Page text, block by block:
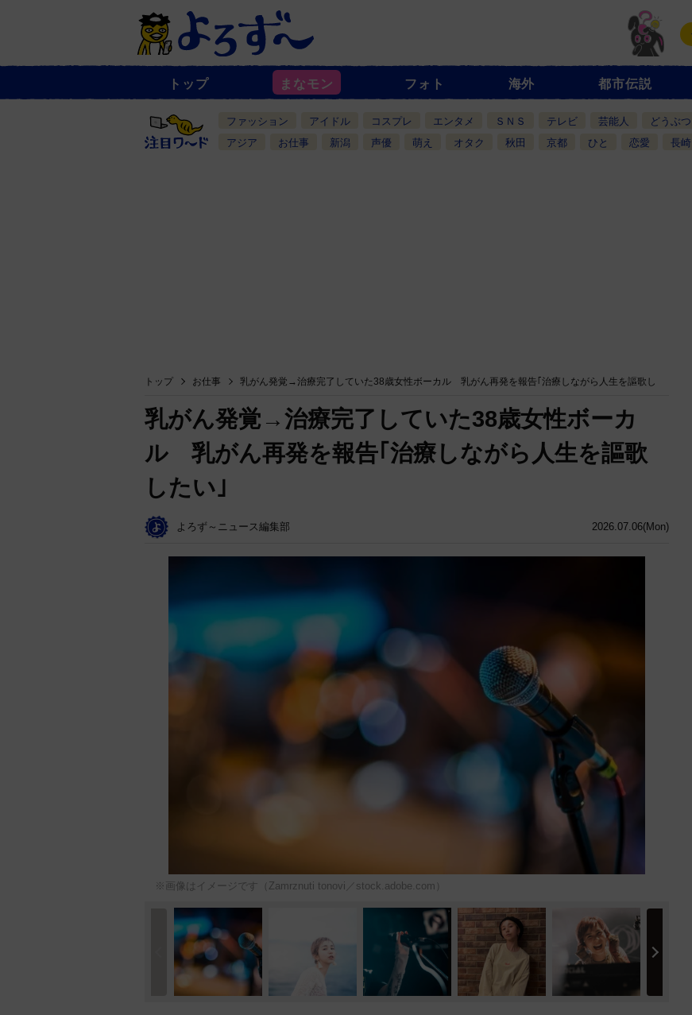
ュ
一
覧
トップ まなモン フォト 海外 都市伝説
ファッション アイドル コスプレ エンタメ ＳＮＳ テレビ 芸能人 どうぶつ
アジア
お仕事 新潟 声優 萌え オタク 秋田 京都 ひと 恋愛 長崎
トップ お仕事 乳がん発覚→治療完了していた38歳女性ボーカル 乳がん再発を報告｢治療しながら人生を謳歌し
2026.07.06(Mon)
乳がん発覚→治療完了していた38歳女性ボーカ
ル 乳がん再発を報告｢治療しながら人生を謳歌
したい｣
よろず～ニュース編集部
※画像はイメージです（Zamrznuti tonovi／stock.adobe.com）